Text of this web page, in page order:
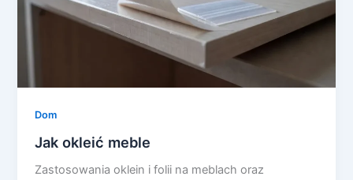
Dom
Jak okleić meble
Zastosowania oklein i folii na meblach oraz